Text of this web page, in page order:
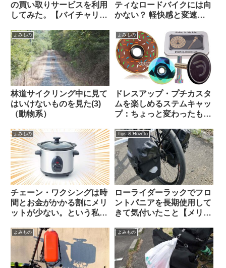
の買い取りサービスを利用
してみた。【バイチャリ】
ティなロードバイクには向
かない？ 軽快感と変速の
（海外掲示板から）
よみもの
林道サイクリング中に見て
はいけないものを見た(3)
（動物系）
よみもの
ドレスアップ・プチカスタ
ムを楽しめるステムキャッ
プ：ちょっと変わったもの
た【ギフトにも好適】
よみもの
チェーン・ワクシングは時
間とお金がかかる割にメリ
ットが少ない。という私の
ト？】（海外掲示板から）
Tips & How-to
ローライダーラックでフロ
ントパニアを長期使用して
きて気付いたこと【メリッ
よみもの よみもの